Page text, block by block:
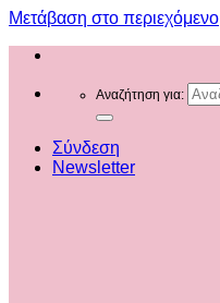
Μετάβαση στο περιεχόμενο
Αναζήτηση για:
Σύνδεση
Newsletter